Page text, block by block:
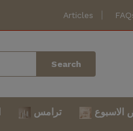
Articles
Search
ترامس